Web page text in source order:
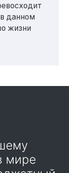
данном
жизни
мире